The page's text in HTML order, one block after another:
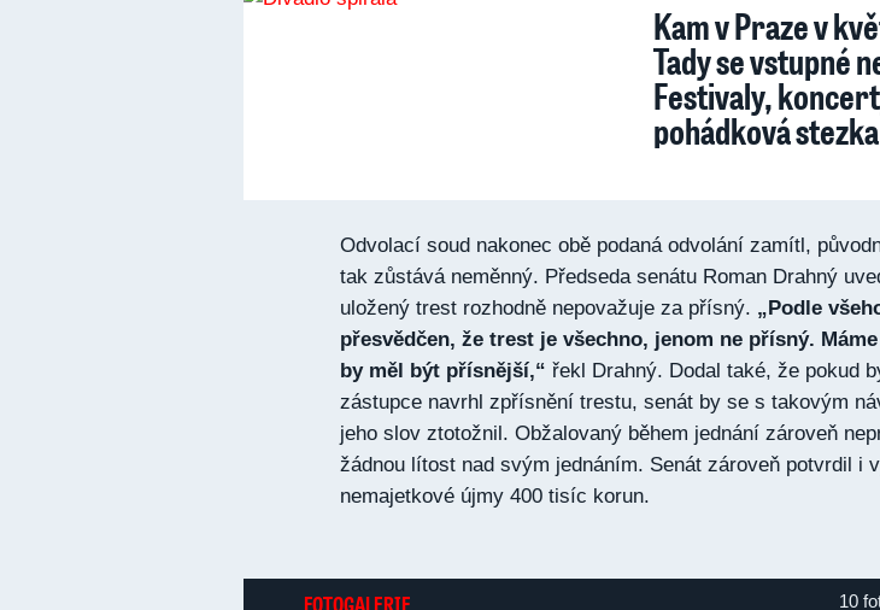
Kam v Praze v
Tady se vstupné
Festivaly,
pohádková
Odvolací soud nakonec obě podaná odvolání zamítl,
tak zůstává neměnný. Předseda senátu Roman Drahný
uložený trest rozhodně nepovažuje za přísný. „Podle
přesvědčen, že trest je všechno, jenom ne přísný.
by měl být přísnější,“ řekl Drahný. Dodal také, že pokud
zástupce navrhl zpřísnění trestu, senát by se s takovým
jeho slov ztotožnil. Obžalovaný během jednání zároveň
žádnou lítost nad svým jednáním. Senát zároveň potvrdil i
nemajetkové újmy 400 tisíc korun.
FOTOGALERIE 10